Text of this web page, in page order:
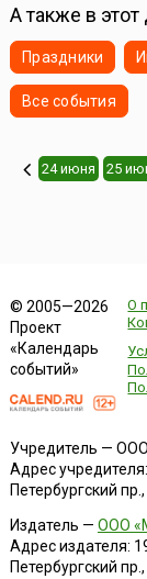
А также в
Праздники
Все события
24 июня 25
© 2005—2026
Проект
«Календарь
событий»
О
Учредитель —
Адрес
Петербургский
Издатель — ООО
Адрес издателя:
Петербургский